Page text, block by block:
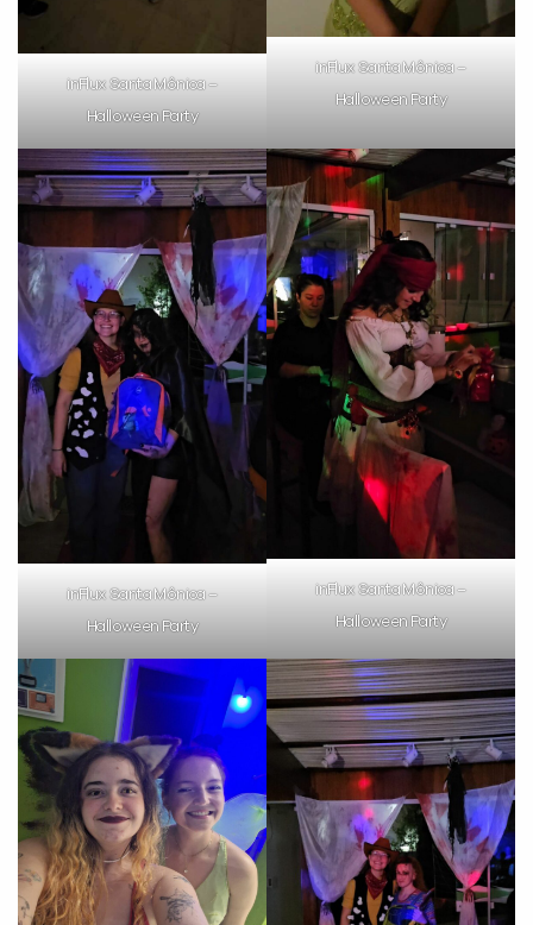
inFlux Santa Mônica –
Halloween Party
inFlux Santa Mônica –
Halloween Party
inFlux Santa Mônica –
Halloween Party
inFlux Santa Mônica –
Halloween Party